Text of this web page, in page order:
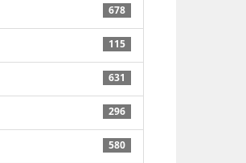
678
115
631
296
580